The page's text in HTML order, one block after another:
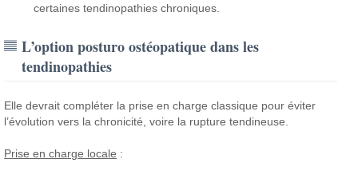
certaines tendinopathies chroniques.
L’option posturo ostéopatique dans les
tendinopathies
Elle devrait compléter la prise en charge classique pour éviter
l’évolution vers la chronicité, voire la rupture tendineuse.
Prise en charge locale :